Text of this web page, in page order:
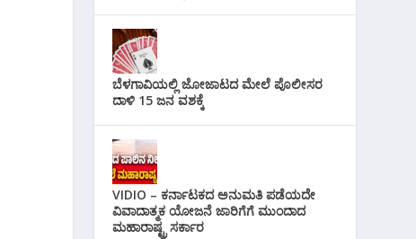
ಬೆಳಗಾವಿಯಲ್ಲಿ ಜೋಜಾಟದ ಮೇಲೆ ಪೊಲೀಸರ
ದಾಳಿ 15 ಜನ ವಶಕ್ಕೆ
VIDIO – ಕರ್ನಾಟಕದ ಅನುಮತಿ ಪಡೆಯದೇ
ವಿವಾದಾತ್ಮಕ ಯೋಜನೆ ಜಾರಿಗೆಗೆ ಮುಂದಾದ
ಮಹಾರಾಷ್ಟ್ರ ಸರ್ಕಾರ